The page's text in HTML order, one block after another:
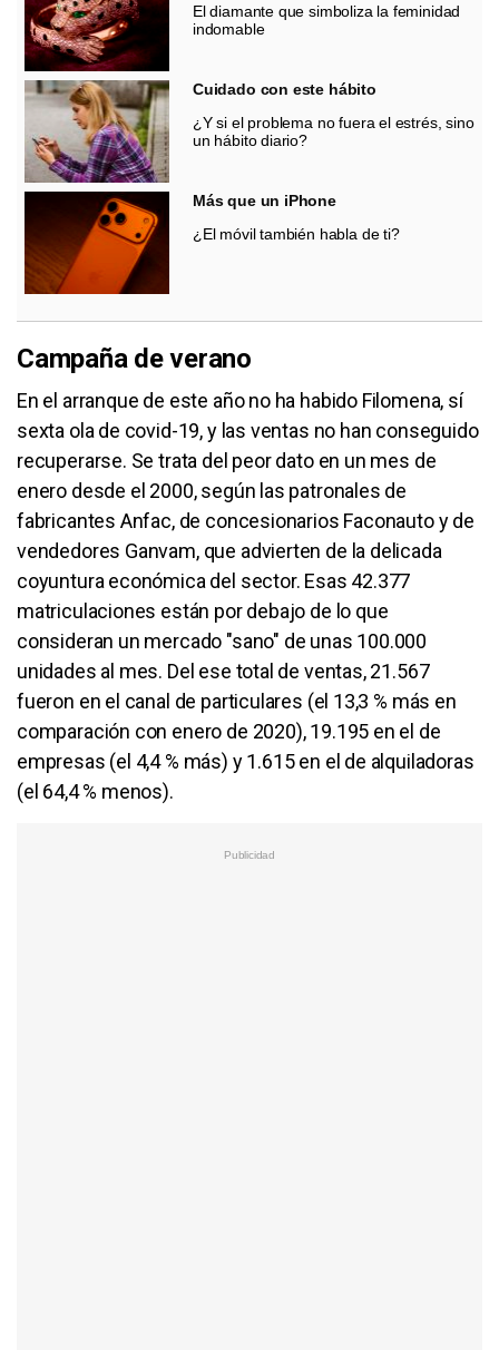
El diamante que simboliza la feminidad
indomable
Cuidado con este hábito
¿Y si el problema no fuera el estrés, sino
un hábito diario?
Más que un iPhone
¿El móvil también habla de ti?
Campaña de verano
En el arranque de este año no ha habido Filomena, sí
sexta ola de covid-19, y las ventas no han conseguido
recuperarse. Se trata del peor dato en un mes de
enero desde el 2000, según las patronales de
fabricantes Anfac, de concesionarios Faconauto y de
vendedores Ganvam, que advierten de la delicada
coyuntura económica del sector. Esas 42.377
matriculaciones están por debajo de lo que
consideran un mercado "sano" de unas 100.000
unidades al mes. Del ese total de ventas, 21.567
fueron en el canal de particulares (el 13,3 % más en
comparación con enero de 2020), 19.195 en el de
empresas (el 4,4 % más) y 1.615 en el de alquiladoras
(el 64,4 % menos).